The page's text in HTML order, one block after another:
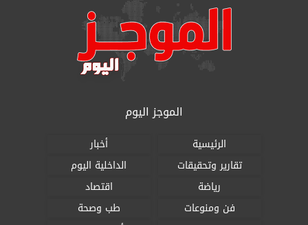
الموجز اليوم
الرئيسية
أخبار
تقارير وتحقيقات
الداخلية اليوم
رياضة
اقتصاد
فن ومنوعات
طب وصحة